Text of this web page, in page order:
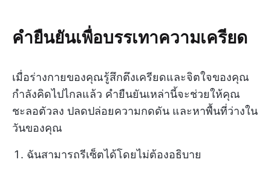
คำยืนยันเพื่อบรรเทาความเครียด
เมื่อร่างกายของคุณรู้สึกตึงเครียดและจิตใจของคุณ
กำลังคิดไปไกลแล้ว คำยืนยันเหล่านี้จะช่วยให้คุณ
ชะลอตัวลง ปลดปล่อยความกดดัน และหาพื้นที่ว่างใน
วันของคุณ
ฉันสามารถรีเซ็ตได้โดยไม่ต้องอธิบาย